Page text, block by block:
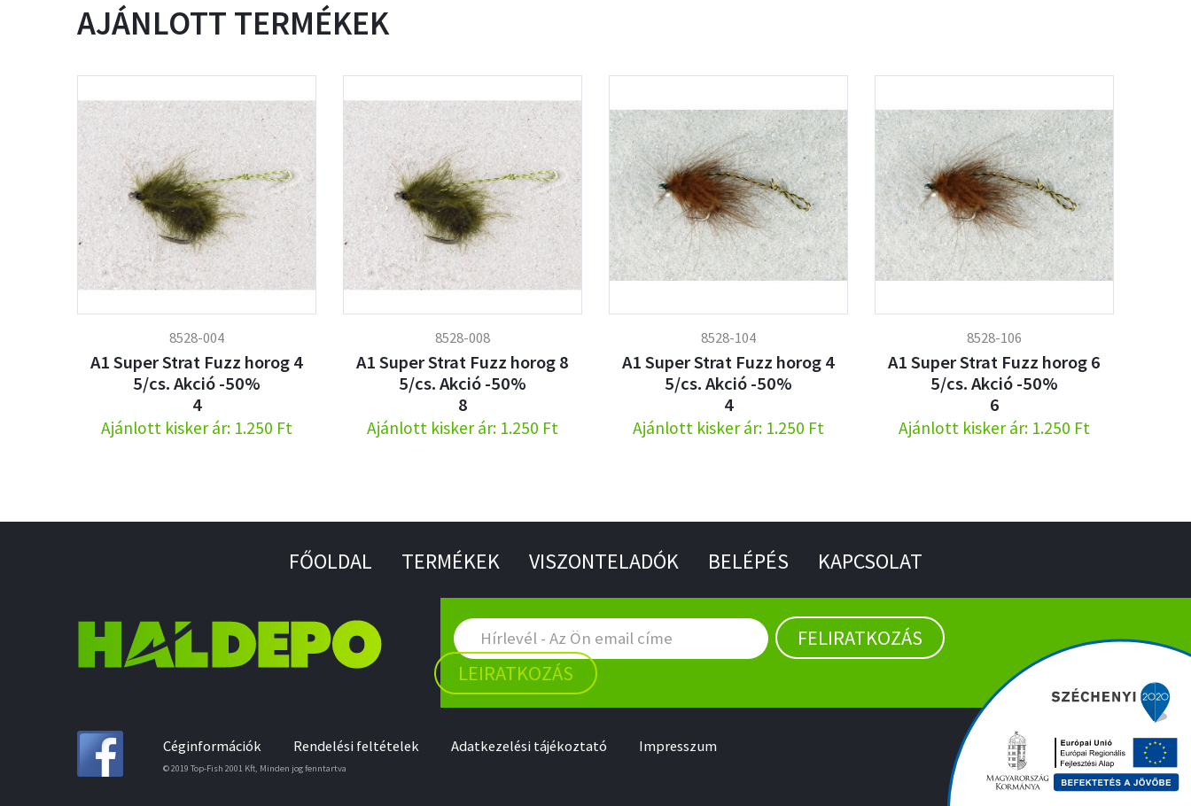
AJÁNLOTT TERMÉKEK
8528-004
A1 Super Strat Fuzz horog 4
5/cs. Akció -50%
4
Ajánlott kisker ár: 1.250 Ft
8528-008
A1 Super Strat Fuzz horog 8
5/cs. Akció -50%
8
Ajánlott kisker ár: 1.250 Ft
8528-104
A1 Super Strat Fuzz horog 4
5/cs. Akció -50%
4
Ajánlott kisker ár: 1.250 Ft
8528-106
A1 Super Strat Fuzz horog 6
5/cs. Akció -50%
6
Ajánlott kisker ár: 1.250 Ft
FŐOLDAL TERMÉKEK VISZONTELADÓK BELÉPÉS KAPCSOLAT
FELIRATKOZÁS
LEIRATKOZÁS
Céginformációk Rendelési feltételek Adatkezelési tájékoztató Impresszum
© 2019 Top-Fish 2001 Kft, Minden jog fenntartva